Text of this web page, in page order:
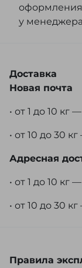
оформления
у
Доставка
Новая почта
• от 1 до 10 кг
• от 10 до 30
Адресная
• от 1 до 10 кг
• от 10 до 30
Правила